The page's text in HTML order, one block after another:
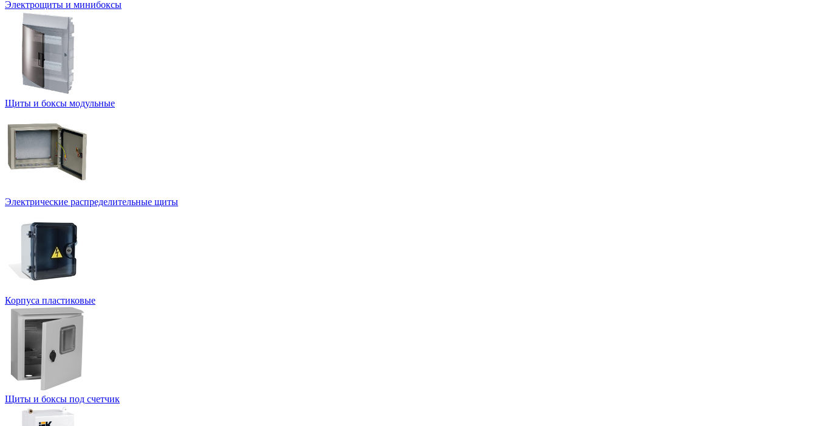
Электрощиты и минибоксы
Щиты и боксы модульные
Электрические распределительные щиты
Корпуса пластиковые
Щиты и боксы под счетчик